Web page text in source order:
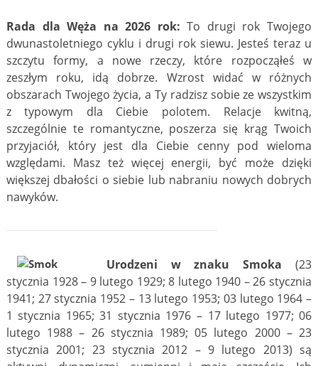
Rada dla Węża na 2026 rok: To drugi rok Twojego
dwunastoletniego cyklu i drugi rok siewu. Jesteś teraz u
szczytu formy, a nowe rzeczy, które rozpocząłeś w
zeszłym roku, idą dobrze. Wzrost widać w różnych
obszarach Twojego życia, a Ty radzisz sobie ze wszystkim
z typowym dla Ciebie polotem. Relacje kwitną,
szczególnie te romantyczne, poszerza się krąg Twoich
przyjaciół, który jest dla Ciebie cenny pod wieloma
względami. Masz też więcej energii, być może dzięki
większej dbałości o siebie lub nabraniu nowych dobrych
nawyków.
Urodzeni w znaku Smoka (23
stycznia 1928 – 9 lutego 1929; 8 lutego 1940 – 26 stycznia
1941; 27 stycznia 1952 – 13 lutego 1953; 03 lutego 1964 –
1 stycznia 1965; 31 stycznia 1976 – 17 lutego 1977; 06
lutego 1988 – 26 stycznia 1989; 05 lutego 2000 – 23
stycznia 2001; 23 stycznia 2012 – 9 lutego 2013) są